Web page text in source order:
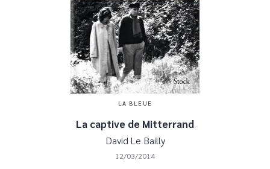
LA BLEUE
La captive de Mitterrand
David Le Bailly
12/03/2014